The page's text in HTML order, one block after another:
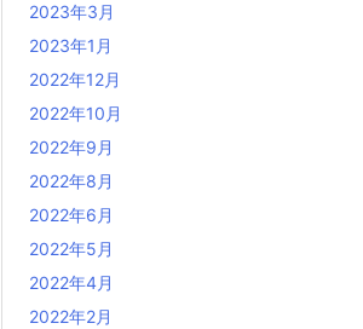
2023年3月
2023年1月
2022年12月
2022年10月
2022年9月
2022年8月
2022年6月
2022年5月
2022年4月
2022年2月